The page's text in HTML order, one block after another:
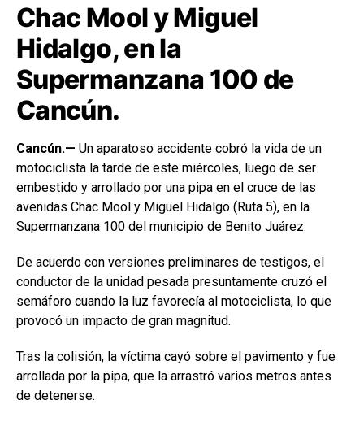
Chac Mool y Miguel
Hidalgo, en la
Supermanzana 100 de
Cancún.
Cancún.— Un aparatoso accidente cobró la vida de un
motociclista la tarde de este miércoles, luego de ser
embestido y arrollado por una pipa en el cruce de las
avenidas Chac Mool y Miguel Hidalgo (Ruta 5), en la
Supermanzana 100 del municipio de Benito Juárez.
De acuerdo con versiones preliminares de testigos, el
conductor de la unidad pesada presuntamente cruzó el
semáforo cuando la luz favorecía al motociclista, lo que
provocó un impacto de gran magnitud.
Tras la colisión, la víctima cayó sobre el pavimento y fue
arrollada por la pipa, que la arrastró varios metros antes
de detenerse.